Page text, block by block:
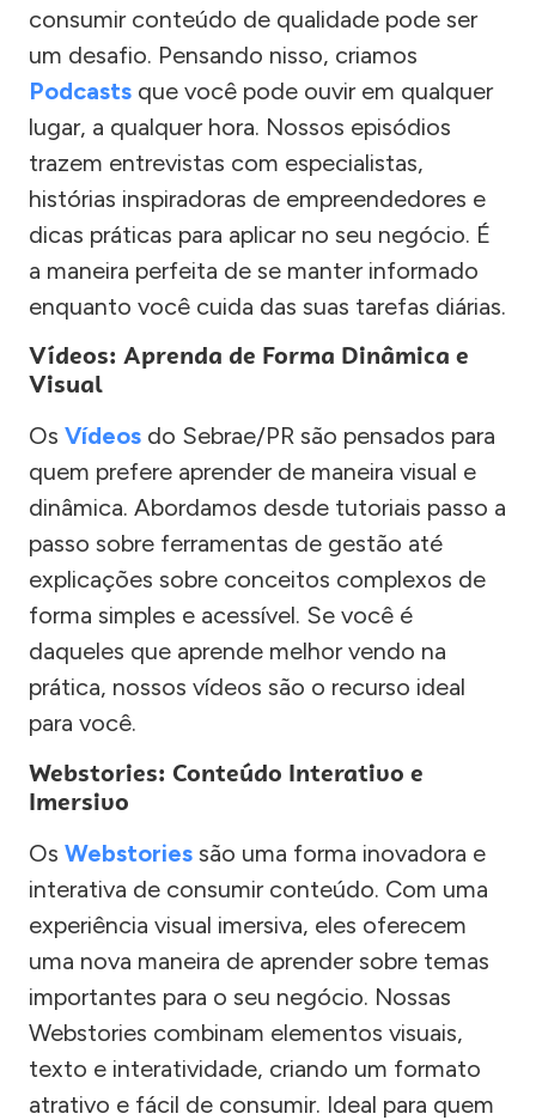
consumir conteúdo de qualidade pode ser
um desafio. Pensando nisso, criamos
Podcasts que você pode ouvir em qualquer
lugar, a qualquer hora. Nossos episódios
trazem entrevistas com especialistas,
histórias inspiradoras de empreendedores e
dicas práticas para aplicar no seu negócio. É
a maneira perfeita de se manter informado
enquanto você cuida das suas tarefas diárias.
Vídeos: Aprenda de Forma Dinâmica e
Visual
Os Vídeos do Sebrae/PR são pensados para
quem prefere aprender de maneira visual e
dinâmica. Abordamos desde tutoriais passo a
passo sobre ferramentas de gestão até
explicações sobre conceitos complexos de
forma simples e acessível. Se você é
daqueles que aprende melhor vendo na
prática, nossos vídeos são o recurso ideal
para você.
Webstories: Conteúdo Interativo e
Imersivo
Os Webstories são uma forma inovadora e
interativa de consumir conteúdo. Com uma
experiência visual imersiva, eles oferecem
uma nova maneira de aprender sobre temas
importantes para o seu negócio. Nossas
Webstories combinam elementos visuais,
texto e interatividade, criando um formato
atrativo e fácil de consumir. Ideal para quem